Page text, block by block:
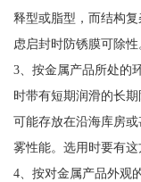
释型或脂型，而结构
虑启封时防锈膜可除性
3、按金属产品所处的
时带有短期润滑的长
可能存放在沿海库房
雾性能。选用时要有这
4、按对金属产品外观